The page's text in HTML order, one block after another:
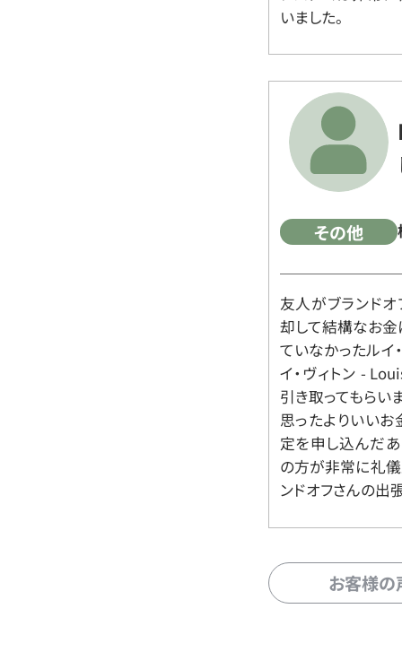
いました。
その他
友人がブランド
却して結構なお金
ていなかったルイ
イ・ヴィトン -
引き取ってもらい
思ったよりいいお
定を申し込んだ
の方が非常に礼儀
ンドオフさんの出
お客様